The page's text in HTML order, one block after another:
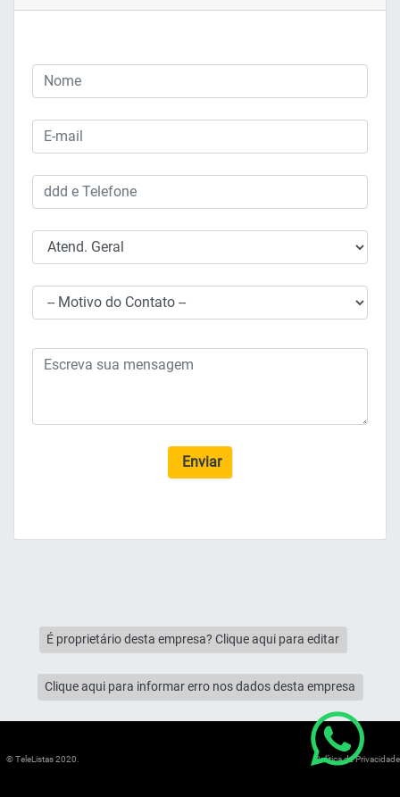
Enviar
É proprietário desta empresa? Clique aqui para editar
Clique aqui para informar erro nos dados desta empresa
© TeleListas 2020. Política de Privacidade